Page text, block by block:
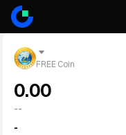
FREE Coin
0.00
--
-